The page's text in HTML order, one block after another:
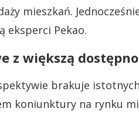
mieszkań.
eksperci Pekao.
z większą
brakuje
koniunktury na rynku